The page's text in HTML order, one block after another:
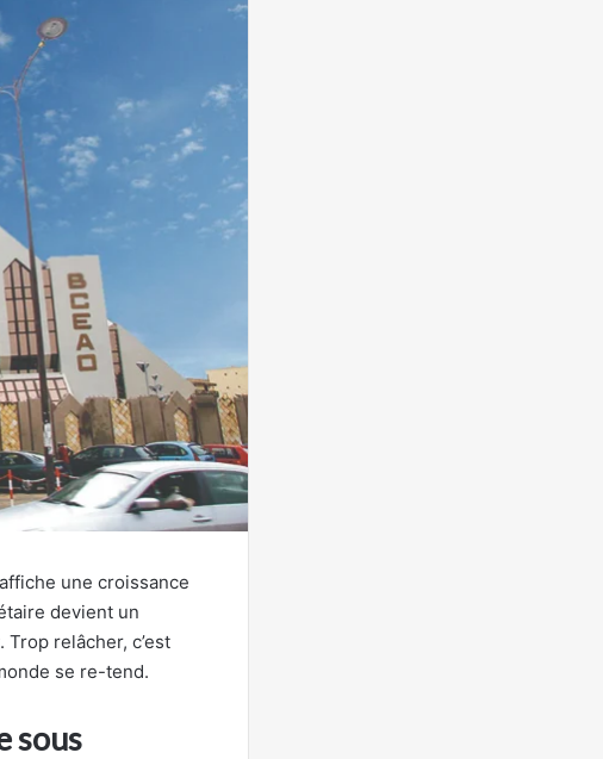
une croissance
devient un
relâcher, c’est
se re-tend.
sous